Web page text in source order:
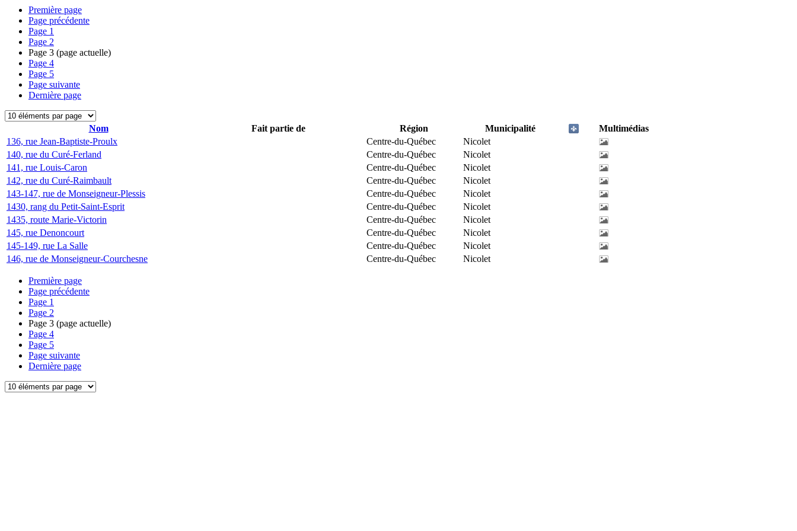
Première page
Page précédente
Page 1
Page 2
Page 3 (page actuelle)
Page 4
Page 5
Page suivante
Dernière page
Nom Fait partie de Région Municipalité
Multimédias
136, rue Jean-Baptiste-Proulx
Centre-du-Québec
Nicolet
140, rue du Curé-Ferland
Centre-du-Québec
Nicolet
141, rue Louis-Caron
Centre-du-Québec
Nicolet
142, rue du Curé-Raimbault
Centre-du-Québec
Nicolet
143-147, rue de Monseigneur-Plessis
Centre-du-Québec
Nicolet
1430, rang du Petit-Saint-Esprit
Centre-du-Québec
Nicolet
1435, route Marie-Victorin
Centre-du-Québec
Nicolet
145, rue Denoncourt
Centre-du-Québec
Nicolet
145-149, rue La Salle
Centre-du-Québec
Nicolet
146, rue de Monseigneur-Courchesne
Centre-du-Québec Nicolet
Première page
Page précédente
Page 1
Page 2
Page 3 (page actuelle)
Page 4
Page 5
Page suivante
Dernière page